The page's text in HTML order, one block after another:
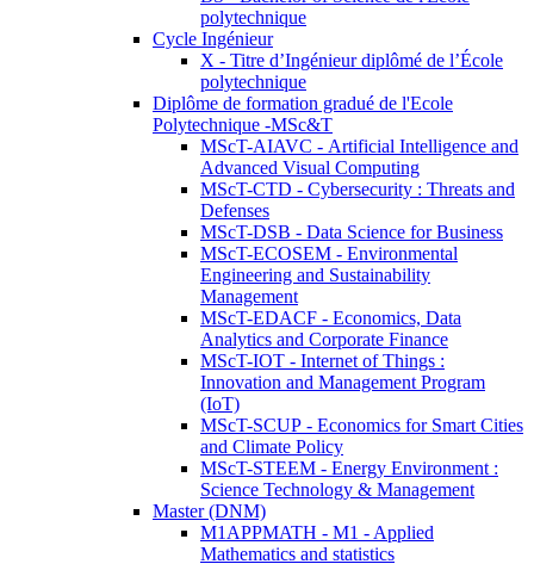
polytechnique
Cycle Ingénieur
X - Titre d’Ingénieur diplômé de l’École
polytechnique
Diplôme de formation gradué de l'Ecole
Polytechnique -MSc&T
MScT-AIAVC - Artificial Intelligence and
Advanced Visual Computing
MScT-CTD - Cybersecurity : Threats and
Defenses
MScT-DSB - Data Science for Business
MScT-ECOSEM - Environmental
Engineering and Sustainability
Management
MScT-EDACF - Economics, Data
Analytics and Corporate Finance
MScT-IOT - Internet of Things :
Innovation and Management Program
(IoT)
MScT-SCUP - Economics for Smart Cities
and Climate Policy
MScT-STEEM - Energy Environment :
Science Technology & Management
Master (DNM)
M1APPMATH - M1 - Applied
Mathematics and statistics